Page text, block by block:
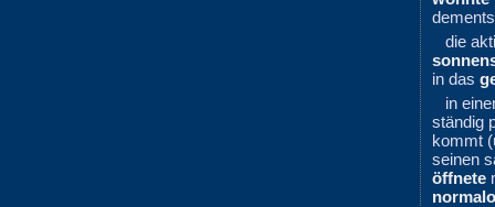
die
in das
in
ständig
kommt
seinen
öffnete
normalo